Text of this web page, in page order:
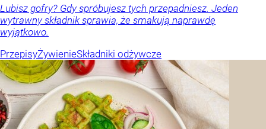
Lubisz gofry? Gdy spróbujesz tych przepadniesz. Jeden
wytrawny składnik sprawia, że smakują naprawdę
wyjątkowo.
PrzepisyŻywienieSkładniki odżywcze